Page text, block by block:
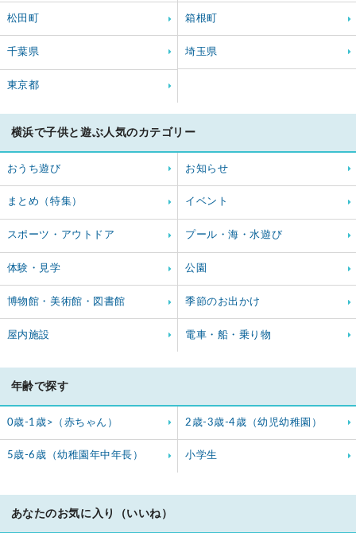
松田町 箱根町
千葉県 埼玉県
東京都
横浜で子供と遊ぶ人気のカテゴリー
おうち遊び お知らせ
まとめ（特集） イベント
スポーツ・アウトドア プール・海・水遊び
体験・見学 公園
博物館・美術館・図書館 季節のお出かけ
屋内施設 電車・船・乗り物
年齢で探す
0歳-1歳>（赤ちゃん） 2歳-3歳-4歳（幼児幼稚園）
5歳-6歳（幼稚園年中年長） 小学生
あなたのお気に入り（いいね）